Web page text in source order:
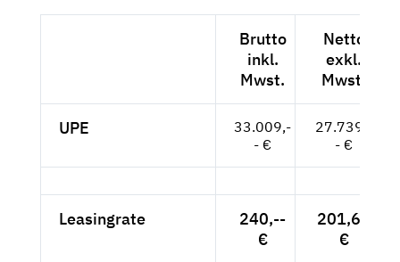
Brutto
inkl.
Mwst.
Netto
exkl.
Mwst.
UPE
33.009,-
- €
27.739,-
- €
Leasingrate
240,--
€
201,68
€